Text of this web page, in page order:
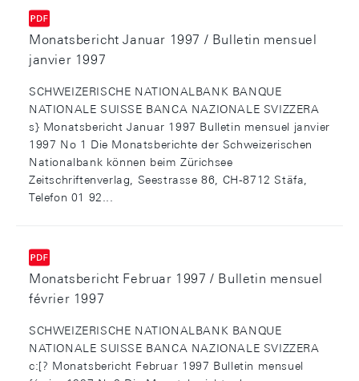
Monatsbericht Januar 1997 / Bulletin mensuel
janvier 1997
SCHWEIZERISCHE NATIONALBANK BANQUE
NATIONALE SUISSE BANCA NAZIONALE SVIZZERA
s} Monatsbericht Januar 1997 Bulletin mensuel janvier
1997 No 1 Die Monatsberichte der Schweizerischen
Nationalbank können beim Zürichsee
Zeitschriftenverlag, Seestrasse 86, CH-8712 Stäfa,
Telefon 01 92...
Monatsbericht Februar 1997 / Bulletin mensuel
février 1997
SCHWEIZERISCHE NATIONALBANK BANQUE
NATIONALE SUISSE BANCA NAZIONALE SVIZZERA
c:[? Monatsbericht Februar 1997 Bulletin mensuel